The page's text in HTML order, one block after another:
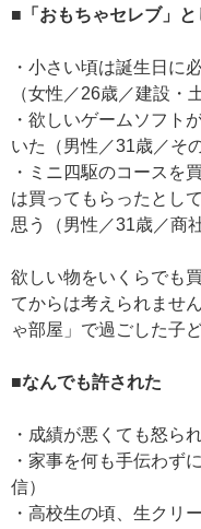
■「おもちゃセレブ」と
・小さい頃は誕生日に
（女性／26歳／建設・
・欲しいゲームソフト
いた（男性／31歳／そ
・ミニ四駆のコースを
は買ってもらったとし
思う（男性／31歳／商
欲しい物をいくらでも
てからは考えられませ
ゃ部屋」で過ごした子
■なんでも許された
・成績が悪くても怒ら
・家事を何も手伝わず
信）
・高校生の頃、生クリ